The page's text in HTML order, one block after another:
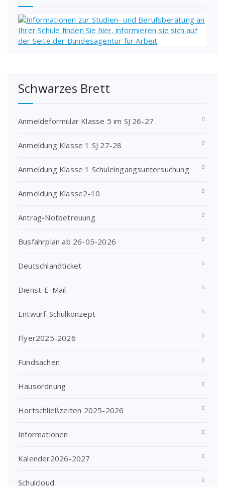
Schwarzes Brett
Anmeldeformular Klasse 5 im SJ 26-27
Anmeldung Klasse 1 SJ 27-28
Anmeldung Klasse 1 Schuleingangsuntersuchung
Anmeldung Klasse2-10
Antrag-Notbetreuung
Busfahrplan ab 26-05-2026
Deutschlandticket
Dienst-E-Mail
Entwurf-Schulkonzept
Flyer2025-2026
Fundsachen
Hausordnung
Hortschließzeiten 2025-2026
Informationen
Kalender2026-2027
Schulcloud